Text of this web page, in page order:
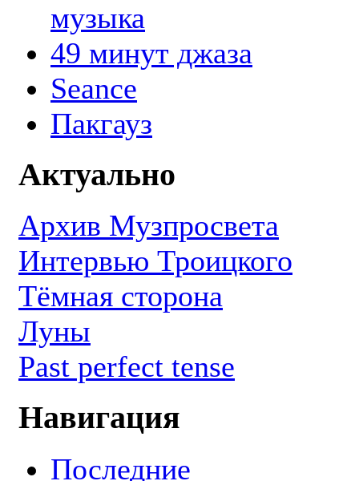
музыка
49 минут джаза
Seance
Пакгауз
Актуально
Архив Музпросвета
Интервью Троицкого
Тёмная сторона
Луны
Past perfect tense
Навигация
Последние